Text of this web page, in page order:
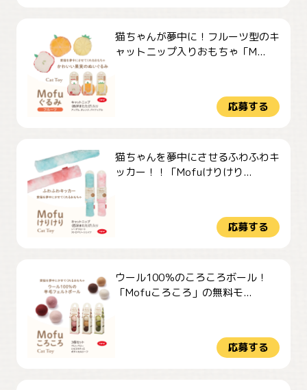
猫ちゃんが夢中に！フルーツ型のキ
ャットニップ入りおもちゃ「M...
応募する
猫ちゃんを夢中にさせるふわふわキ
ッカー！！「Mofuけりけり...
応募する
ウール100％のころころボール！
「Mofuころころ」の無料モ...
応募する